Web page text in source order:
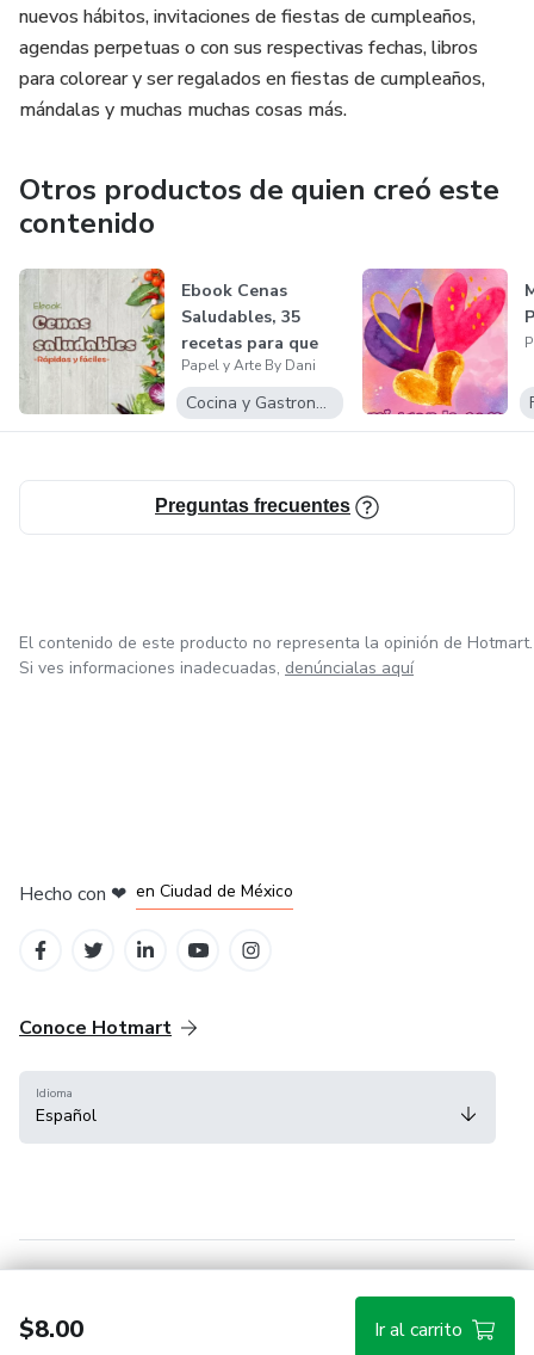
nuevos hábitos, invitaciones de fiestas de cumpleaños,
agendas perpetuas o con sus respectivas fechas, libros
para colorear y ser regalados en fiestas de cumpleaños,
mándalas y muchas muchas cosas más.
Otros productos de quien creó este
contenido
Ebook Cenas
Saludables, 35
recetas para que
comas rico y sal...
Papel y Arte By Dani
Cocina y Gastronomía
Preguntas frecuentes
$8.00 Ir al carrito
El contenido de este producto no representa la opinión de Hotmart.
Si ves informaciones inadecuadas, denúncialas aquí
Hecho con ❤ en Ciudad de México
Conoce Hotmart
Idioma
Español